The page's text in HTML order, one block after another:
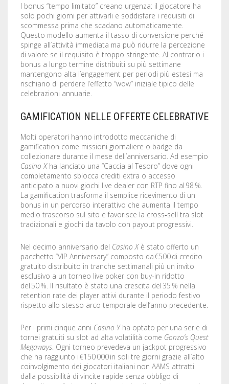
I bonus “tempo limitato” creano urgenza: il giocatore ha
solo pochi giorni per attivarli e soddisfare i requisiti di
scommessa prima che scadano automaticamente.
Questo modello aumenta il tasso di conversione perché
spinge all’attività immediata ma può ridurre la percezione
di valore se il requisito è troppo stringente. Al contrario i
bonus a lungo termine distribuiti su più settimane
mantengono alta l’engagement per periodi più estesi ma
rischiano di perdere l’effetto “wow” iniziale tipico delle
celebrazioni annuarie.
GAMIFICATION NELLE OFFERTE CELEBRATIVE
Molti operatori hanno introdotto meccaniche di
gamification come missioni giornaliere o badge da
collezionare durante il mese dell’anniversario. Ad esempio
Casino Xha lanciato una “Caccia al Tesoro” dove ogni
completamento sblocca crediti extra o accesso
anticipato a nuovi giochi live dealer con RTP fino al 98 %.
La gamification trasforma il semplice ricevimento di un
bonus in un percorso interattivo che aumenta il tempo
medio trascorso sul sito e favorisce la cross‑sell tra slot
tradizionali e giochi da tavolo con payout progressivi.
Nel decimo anniversario del Casino Xè stato offerto un
pacchetto “VIP Anniversary” composto da €500 di credito
gratuito distribuito in tranche settimanali più un invito
esclusivo a un torneo live poker con buy‑in ridotto
del 50 %. Il risultato è stato una crescita del 35 % nella
retention rate dei player attivi durante il periodo festivo
rispetto allo stesso arco temporale dell’anno precedente.
Per i primi cinque anni Casino Yha optato per una serie di
tornei gratuiti su slot ad alta volatilità come Gonzo’s Quest
Megaways . Ogni torneo prevedeva un jackpot progressivo
che ha raggiunto i €150 000 in soli tre giorni grazie all’alto
coinvolgimento dei giocatori italiani non AAMS attratti
dalla possibilità di vincite rapide senza obbligo di